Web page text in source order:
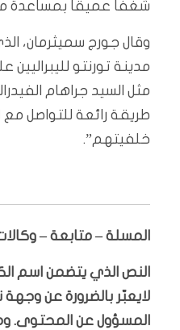
شغفًا عميقًا
وقال جورج سميثرمان،
مدينة تورنتو
مثل السيد جراهام
طريقة رائعة للتواصل
خلفيتهم”.
المسلة – متابعة –
النص الذي يتضمن اسم
لايعبّر بالضرورة عن
المسؤول عن المحتوى.